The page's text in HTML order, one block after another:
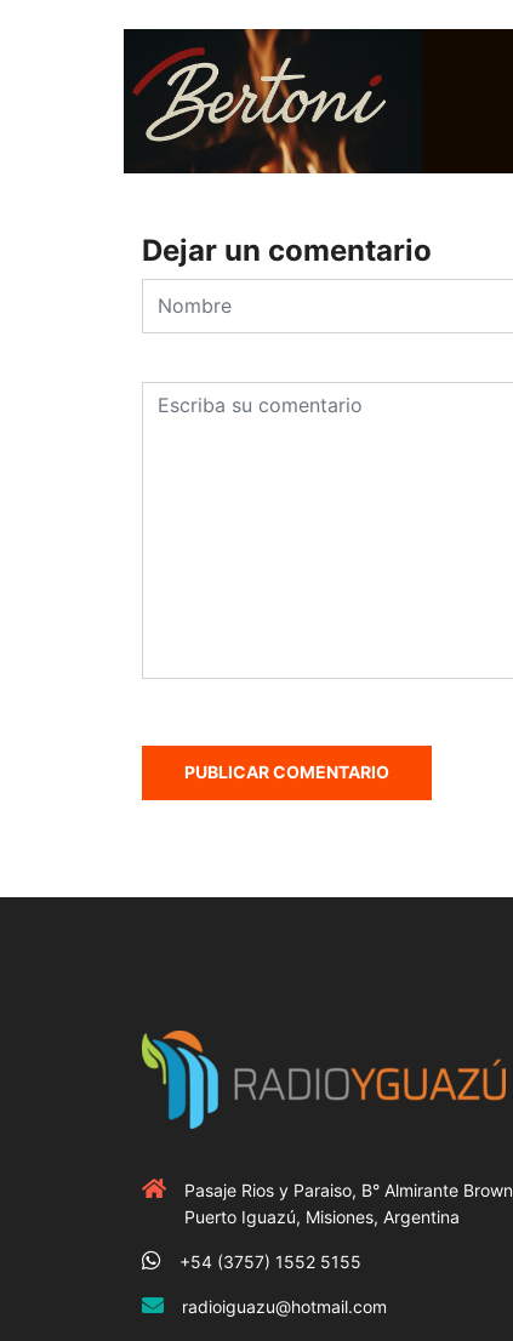
Dejar un comentario
Pasaje Rios y Paraiso, B° Almirante Brown
Puerto Iguazú, Misiones, Argentina
+54 (3757) 1552 5155
radioiguazu@hotmail.com